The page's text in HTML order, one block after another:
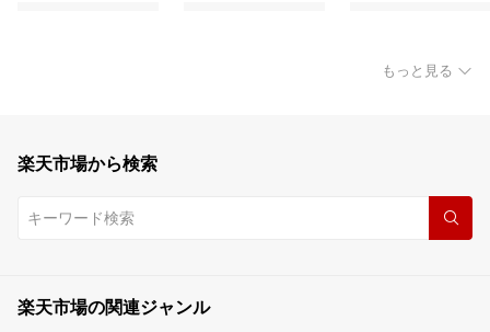
もっと見る
楽天市場から検索
楽天市場の関連ジャンル